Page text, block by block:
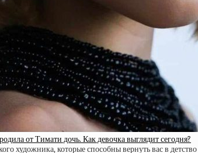
от Тимати дочь. Как девочка выглядит сегодня?